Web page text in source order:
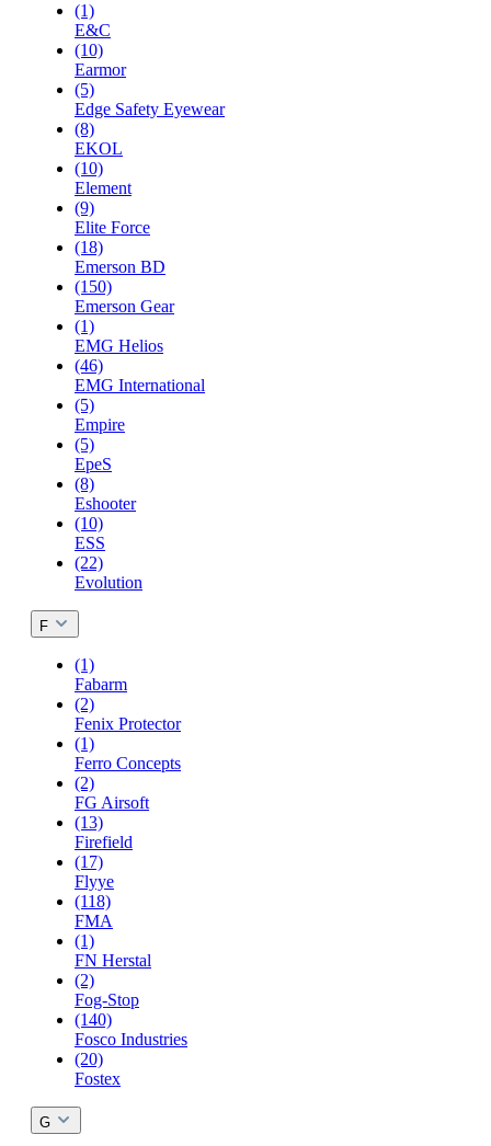
(1)
E&C
(10)
Earmor
(5)
Edge Safety Eyewear
(8)
EKOL
(10)
Element
(9)
Elite Force
(18)
Emerson BD
(150)
Emerson Gear
(1)
EMG Helios
(46)
EMG International
(5)
Empire
(5)
EpeS
(8)
Eshooter
(10)
ESS
(22)
Evolution
F
(1)
Fabarm
(2)
Fenix Protector
(1)
Ferro Concepts
(2)
FG Airsoft
(13)
Firefield
(17)
Flyye
(118)
FMA
(1)
FN Herstal
(2)
Fog-Stop
(140)
Fosco Industries
(20)
Fostex
G